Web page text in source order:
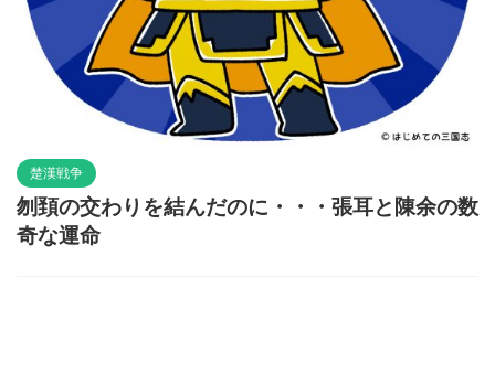
楚漢戦争
刎頚の交わりを結んだのに・・・張耳と陳余の数
奇な運命